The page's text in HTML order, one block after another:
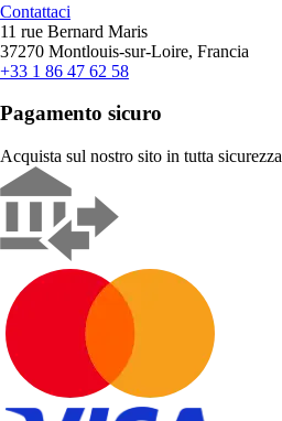
Contattaci
11 rue Bernard Maris
37270 Montlouis-sur-Loire, Francia
+33 1 86 47 62 58
Pagamento sicuro
Acquista sul nostro sito in tutta sicurezza